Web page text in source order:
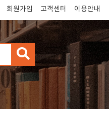
회원가입 고객센터 이용안내
검
색